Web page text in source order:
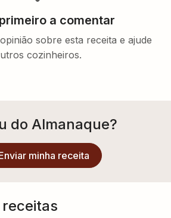
a comentar
sobre esta receita e ajude
cozinheiros.
do Almanaque?
minha receita